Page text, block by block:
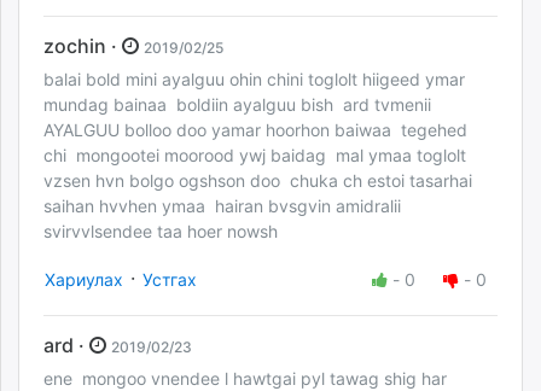
zochin · 2019/02/25
balai bold mini ayalguu ohin chini toglolt hiigeed ymar
mundag bainaa boldiin ayalguu bish ard tvmenii
AYALGUU bolloo doo yamar hoorhon baiwaa tegehed
chi mongootei moorood ywj baidag mal ymaa toglolt
vzsen hvn bolgo ogshson doo chuka ch estoi tasarhai
saihan hvvhen ymaa hairan bvsgvin amidralii
svirvvlsendee taa hoer nowsh
Хариулах · Устгах - 0 - 0
ard · 2019/02/23
ene mongoo vnendee l hawtgai pyl tawag shig har